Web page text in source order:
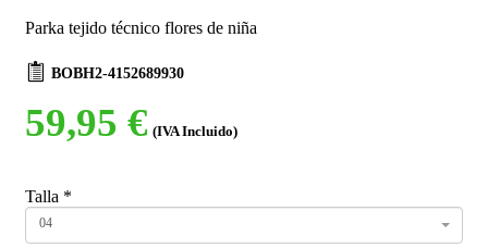
Parka tejido técnico flores de niña
BOBH2-4152689930
59,95 € (IVA Incluido)
Talla *
04